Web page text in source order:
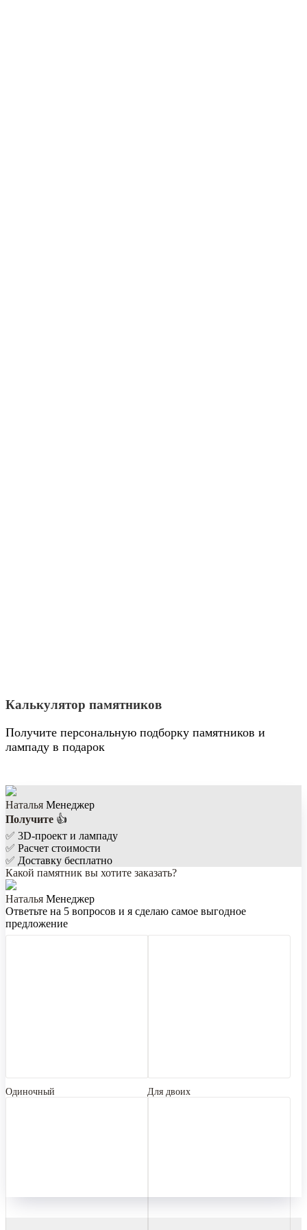
Калькулятор памятников
Получите персональную подборку памятников и
лампаду в подарок
Наталья Менеджер
Получите 👍
✅ 3D-проект и лампаду
✅ Расчет стоимости
✅ Доставку бесплатно
Какой памятник вы хотите заказать?
Наталья Менеджер
Ответьте на 5 вопросов и я сделаю самое выгодное
предложение
Одиночный Для двоих